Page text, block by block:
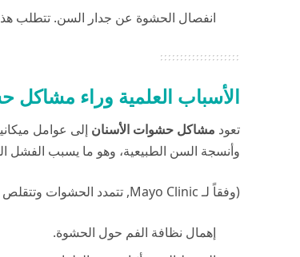
انفصال الحشوة عن جدار السن. تتطلب
الأسباب العلمية وراء مشاكل
تعود مشاكل حشوات الأسنان إلى عوامل
وأنسجة السن الطبيعية، وهو ما يسبب الفشل
(وفقاً لـMayo Clinic, تتمدد الحشوات وتتقلص
إهمال نظافة الفم حول الحشوة.